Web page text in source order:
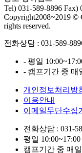
Tel) 031-589-8896 Fax)
Copyright2008~2019 ©
rights reserved.
전화상담 : 031-589-
- 평일
- 캠프기간 중 매
개인정보처리방
이용안내
이메일무단수집
전화상담 : 031-
평일
캠프기간 중 매